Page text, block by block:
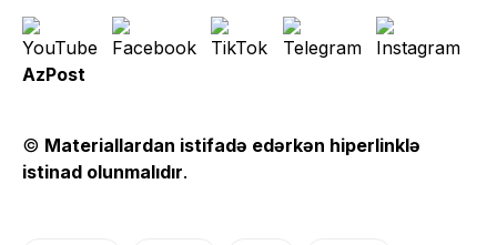
AzPost
© Materiallardan istifadə edərkən hiperlinklə
istinad olunmalıdır.